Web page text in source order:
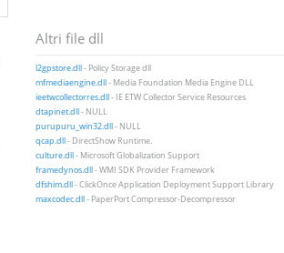
Altri file dll
l2gpstore.dll- Policy Storage dll
mfmediaengine.dll- Media Foundation Media Engine DLL
ieetwcollectorres.dll- IE ETW Collector Service Resources
dtapinet.dll- NULL
purupuru_win32.dll- NULL
qcap.dll- DirectShow Runtime.
culture.dll- Microsoft Globalization Support
framedynos.dll- WMI SDK Provider Framework
dfshim.dll- ClickOnce Application Deployment Support Library
maxcodec.dll- PaperPort Compressor-Decompressor